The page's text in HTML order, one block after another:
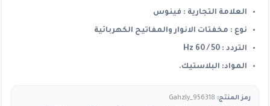
العلامة التجارية : فينوس
نوع : مخفتات الانوار والمفاتيح الكهربائية
التردد : 50 / 60 Hz
المواد: البلاستيك.
رمز المنتج: Gahzly_956318